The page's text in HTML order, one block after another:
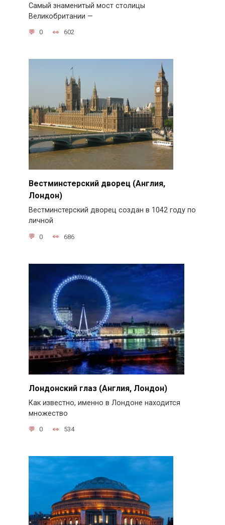
Самый знаменитый мост столицы
Великобритании —
0 602
Вестминстерский дворец (Англия,
Лондон)
Вестминстерский дворец создан в 1042 году по
личной
0 686
Лондонский глаз (Англия, Лондон)
Как известно, именно в Лондоне находится
множество
0 534